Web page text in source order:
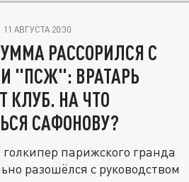
11 АВГУСТА 20:30
РАССОРИЛСЯ С
"ПСЖ": ВРАТАРЬ
КЛУБ. НА ЧТО
САФОНОВУ?
парижского гранда
разошёлся с руководством